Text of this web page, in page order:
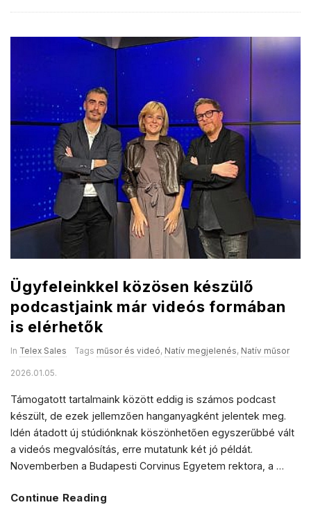
Ügyfeleinkkel közösen készülő
podcastjaink már videós formában
is elérhetők
In Telex Sales Tags műsor és videó, Natív megjelenés, Natív műsor
2026.01.05.
Támogatott tartalmaink között eddig is számos podcast
készült, de ezek jellemzően hanganyagként jelentek meg.
Idén átadott új stúdiónknak köszönhetően egyszerűbbé vált
a videós megvalósítás, erre mutatunk két jó példát.
Novemberben a Budapesti Corvinus Egyetem rektora, a …
Continue Reading